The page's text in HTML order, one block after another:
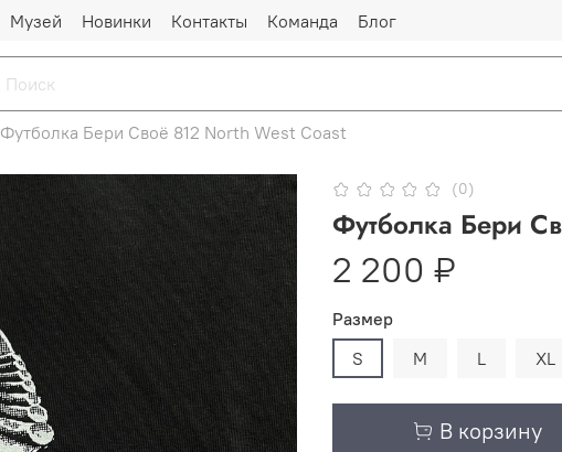
Музей Новинки Контакты Команда Блог
Футболка Бери Своё 812 North West Coast
(0)
Футболка Бери
2 200 ₽
Размер
S
M L XL
В корзину